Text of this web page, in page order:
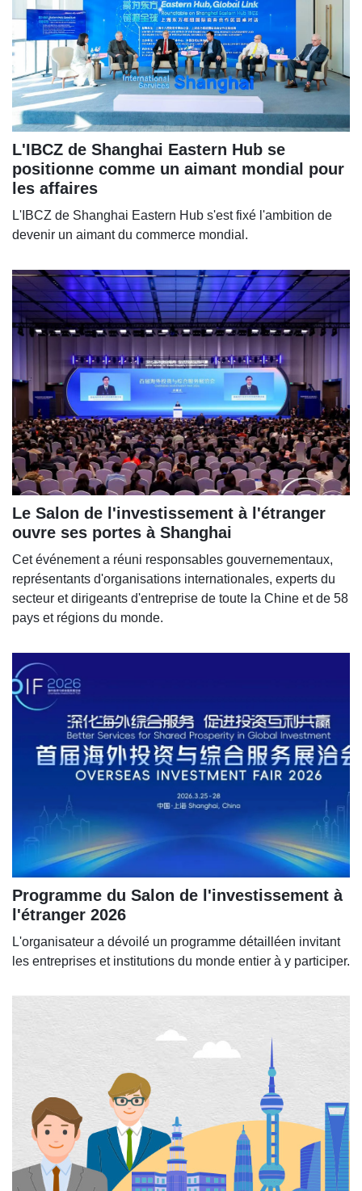
L'IBCZ de Shanghai Eastern Hub se
positionne comme un aimant mondial pour
les affaires
L'IBCZ de Shanghai Eastern Hub s'est fixé l'ambition de
devenir un aimant du commerce mondial.
Le Salon de l'investissement à l'étranger
ouvre ses portes à Shanghai
Cet événement a réuni responsables gouvernementaux,
représentants d'organisations internationales, experts du
secteur et dirigeants d'entreprise de toute la Chine et de 58
pays et régions du monde.
Programme du Salon de l'investissement à
l'étranger 2026
L'organisateur a dévoilé un programme détailléen invitant
les entreprises et institutions du monde entier à y participer.